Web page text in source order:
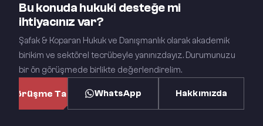
Bu konuda hukuki desteğe mi
ihtiyacınız var?
Şafak & Koparan Hukuk ve Danışmanlık olarak akademik
birikim ve sektörel tecrübeyle yanınızdayız. Durumunuzu
bir ön görüşmede birlikte değerlendirelim.
Görüşme Talep Et WhatsApp Hakkımızda